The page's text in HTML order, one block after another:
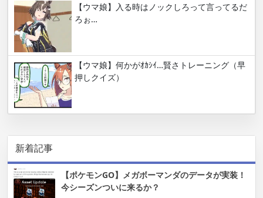
【ウマ娘】入る時はノックしろって言ってるだ
ろぉ…
【ウマ娘】何かがｵｶｼｲ…賢さトレーニング（早
押しクイズ）
新着記事
【ポケモンGO】メガボーマンダのデータが実装！
今シーズンついに来るか？